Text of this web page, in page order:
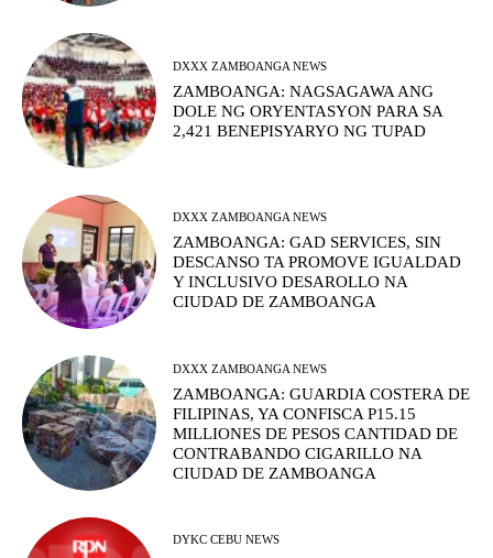
DXXX ZAMBOANGA NEWS
ZAMBOANGA: NAGSAGAWA ANG
DOLE NG ORYENTASYON PARA SA
2,421 BENEPISYARYO NG TUPAD
DXXX ZAMBOANGA NEWS
ZAMBOANGA: GAD SERVICES, SIN
DESCANSO TA PROMOVE IGUALDAD
Y INCLUSIVO DESAROLLO NA
CIUDAD DE ZAMBOANGA
DXXX ZAMBOANGA NEWS
ZAMBOANGA: GUARDIA COSTERA DE
FILIPINAS, YA CONFISCA P15.15
MILLIONES DE PESOS CANTIDAD DE
CONTRABANDO CIGARILLO NA
CIUDAD DE ZAMBOANGA
DYKC CEBU NEWS